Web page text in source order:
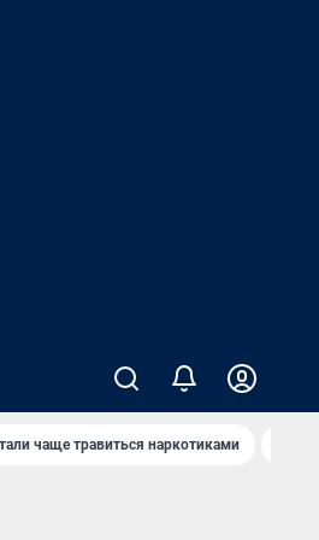
чаще травиться наркотиками